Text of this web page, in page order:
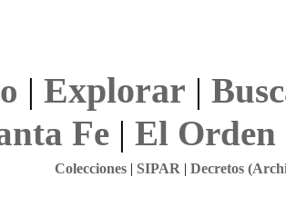
| Explorar |
Fe| El Orden
Colecciones| SIPAR | Decretos